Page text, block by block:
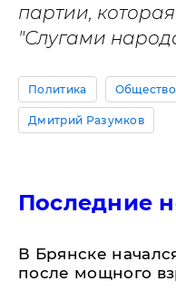
партии,
"Слугами
Политика Общество
Дмитрий Разумков
Последние
В Брянске
после мощного